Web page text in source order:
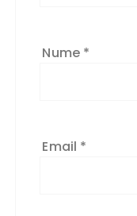
Nume *
Email *